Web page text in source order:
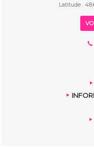
Latitude :